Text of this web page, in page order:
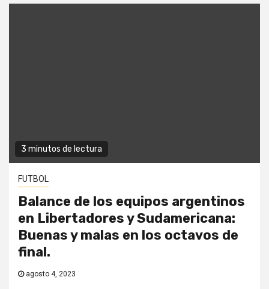
3 minutos de lectura
FUTBOL
Balance de los equipos argentinos
en Libertadores y Sudamericana:
Buenas y malas en los octavos de
final.
agosto 4, 2023